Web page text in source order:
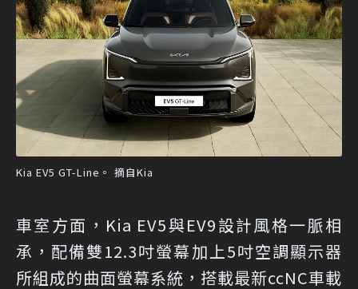
Kia EV5 GT-Line。 摘自Kia
車室方面，Kia EV5與EV9設計風格一脈相
承，配備雙12.3吋螢幕加上5吋空調顯示器
所組成的曲面螢幕系統，搭載最新ccNC車載